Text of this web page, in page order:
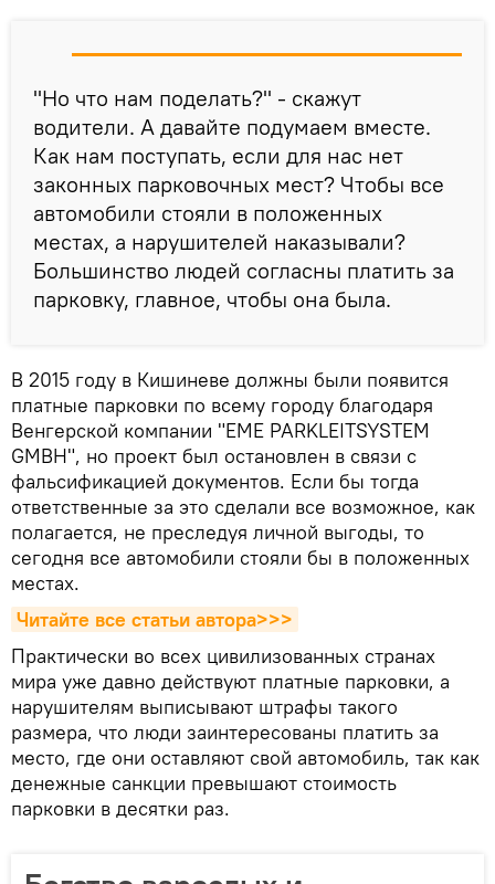
"Но что нам поделать?" - скажут
водители. А давайте подумаем вместе.
Как нам поступать, если для нас нет
законных парковочных мест? Чтобы все
автомобили стояли в положенных
местах, а нарушителей наказывали?
Большинство людей согласны платить за
парковку, главное, чтобы она была.
В 2015 году в Кишиневе должны были появится
платные парковки по всему городу благодаря
Венгерской компании "EME PARKLEITSYSTEM
GMBH", но проект был остановлен в связи с
фальсификацией документов. Если бы тогда
ответственные за это сделали все возможное, как
полагается, не преследуя личной выгоды, то
сегодня все автомобили стояли бы в положенных
местах.
Читайте все статьи автора>>>
Практически во всех цивилизованных странах
мира уже давно действуют платные парковки, а
нарушителям выписывают штрафы такого
размера, что люди заинтересованы платить за
место, где они оставляют свой автомобиль, так как
денежные санкции превышают стоимость
парковки в десятки раз.